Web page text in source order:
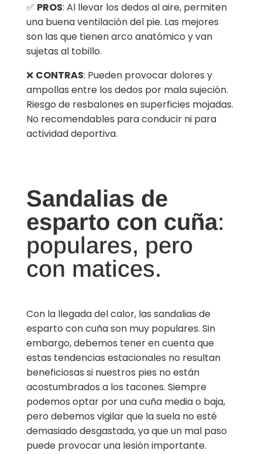
✅ PROS: Al llevar los dedos al aire, permiten
una buena ventilación del pie. Las mejores
son las que tienen arco anatómico y van
sujetas al tobillo.
❌ CONTRAS: Pueden provocar dolores y
ampollas entre los dedos por mala sujeción.
Riesgo de resbalones en superficies mojadas.
No recomendables para conducir ni para
actividad deportiva.
Sandalias de
esparto con cuña:
populares, pero
con matices.
Con la llegada del calor, las sandalias de
esparto con cuña son muy populares. Sin
embargo, debemos tener en cuenta que
estas tendencias estacionales no resultan
beneficiosas si nuestros pies no están
acostumbrados a los tacones. Siempre
podemos optar por una cuña media o baja,
pero debemos vigilar que la suela no esté
demasiado desgastada, ya que un mal paso
puede provocar una lesión importante.